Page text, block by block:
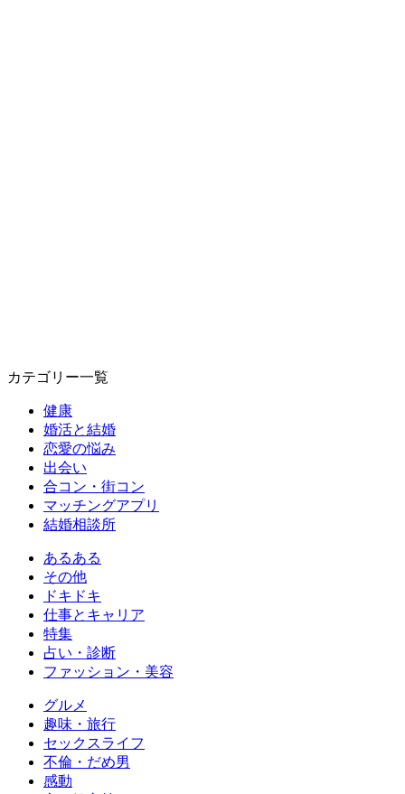
カテゴリー一覧
健康
婚活と結婚
恋愛の悩み
出会い
合コン・街コン
マッチングアプリ
結婚相談所
あるある
その他
ドキドキ
仕事とキャリア
特集
占い・診断
ファッション・美容
グルメ
趣味・旅行
セックスライフ
不倫・だめ男
感動